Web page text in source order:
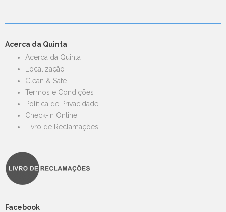
Acerca da Quinta
Acerca da Quinta
Localização
Clean & Safe
Termos e Condições
Política de Privacidade
Check-in Online
Livro de Reclamações
Facebook